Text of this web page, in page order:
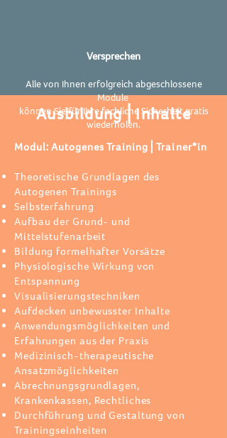
Versprechen
Alle von Ihnen erfolgreich abgeschlossene
Module
können Sie für Ihre fachliche Sicherheit gratis
wiederholen.
Ausbildung⎪Inhalte
Modul: Autogenes Training⎪Trainer*in
Theoretische Grundlagen des
Autogenen Trainings
Selbsterfahrung
Aufbau der Grund- und
Mittelstufenarbeit
Bildung formelhafter Vorsätze
Physiologische Wirkung von
Entspannung
Visualisierungstechniken
Aufdecken unbewusster Inhalte
Anwendungsmöglichkeiten und
Erfahrungen aus der Praxis
Medizinisch-therapeutische
Ansatzmöglichkeiten
Abrechnungsgrundlagen,
Krankenkassen, Rechtliches
Durchführung und Gestaltung von
Trainingseinheiten